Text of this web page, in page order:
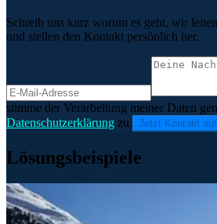
Schreib uns kurz worum es geht, wir
und stellen den Kontakt persönlich her.
stimme der Verarbeitung meiner Daten
Datenschutzerklärung zu. Jetzt Kontakt
Lösungsbeispiele